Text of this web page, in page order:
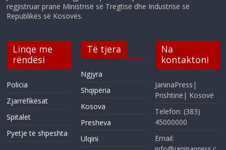
regjistruar pranë Ministrisë së Tregtisë dhe Industrisë së
Republikës së Kosovës.
Linqe me
rëndësi
Policia
Zjarrëfikësat
Spitalet
Pyetje të shpeshta
Të tjera
Ngjyra
Shqipëria
Kosova
Presheva
Ulqini
Na
kontaktoni
JaninaPress|
Prishtinë| Kosovë
Telefon: (383)
45000000
Email: